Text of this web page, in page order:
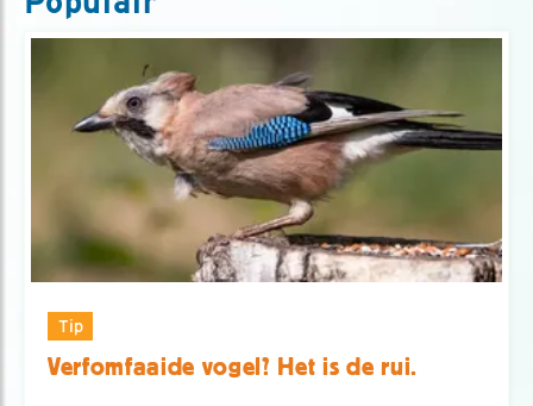
Tip
Verfomfaaide vogel? Het is de rui.